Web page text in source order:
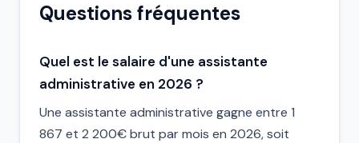
Questions fréquentes
Quel est le salaire d'une assistante
administrative en 2026 ?
Une assistante administrative gagne entre 1
867 et 2 200€ brut par mois en 2026, soit